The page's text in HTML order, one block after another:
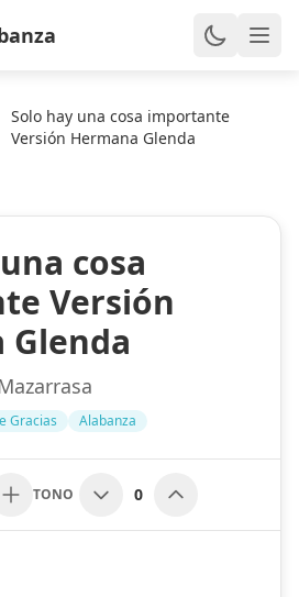
Solo hay una cosa importante
Versión Hermana Glenda
cosa
Versión
Glenda
Gracias Alabanza
TONO 0